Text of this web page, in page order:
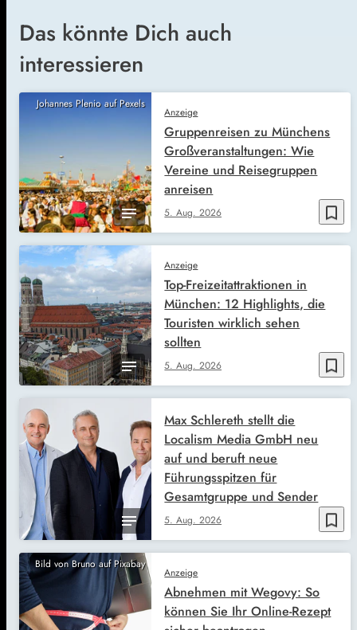
Das könnte Dich auch
interessieren
Johannes Plenio auf Pexels
bookmark_border
Anzeige
5. Aug. 2026
Gruppenreisen zu Münchens
Großveranstaltungen: Wie
Vereine und Reisegruppen
anreisen
bookmark_border
Anzeige
5. Aug. 2026
Top-Freizeitattraktionen in
München: 12 Highlights, die
Touristen wirklich sehen
sollten
bookmark_border
5. Aug. 2026
Max Schlereth stellt die
Localism Media GmbH neu
auf und beruft neue
Führungsspitzen für
Gesamtgruppe und Sender
Bild von Bruno auf Pixabay
Anzeige
Abnehmen mit Wegovy: So
können Sie Ihr Online-Rezept